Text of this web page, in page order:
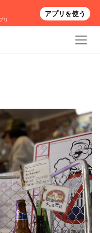
リ
アプリを使う